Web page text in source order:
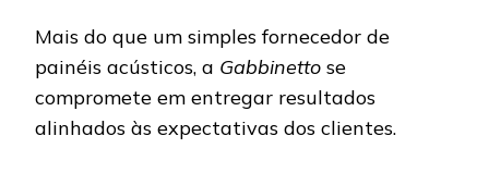
Mais do que um simples fornecedor de
painéis acústicos, a Gabbinetto se
compromete em entregar resultados
alinhados às expectativas dos clientes.